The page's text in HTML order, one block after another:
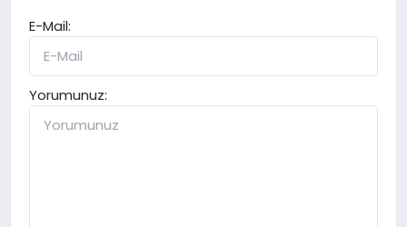
E-Mail:
Yorumunuz: